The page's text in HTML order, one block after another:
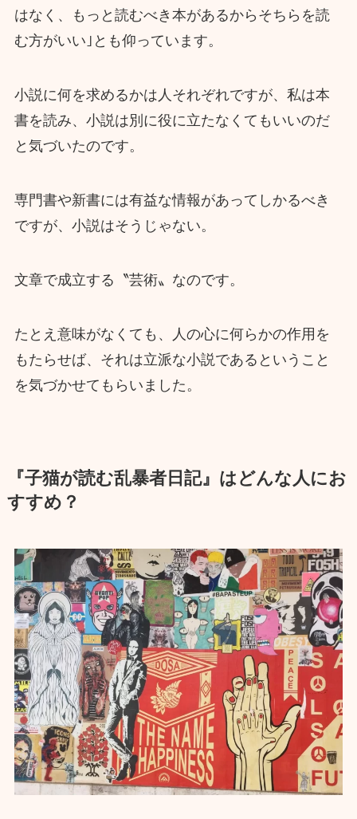
はなく、もっと読むべき本があるからそちらを読
む方がいい｣とも仰っています。
小説に何を求めるかは人それぞれですが、私は本
書を読み、小説は別に役に立たなくてもいいのだ
と気づいたのです。
専門書や新書には有益な情報があってしかるべき
ですが、小説はそうじゃない。
文章で成立する〝芸術〟なのです。
たとえ意味がなくても、人の心に何らかの作用を
もたらせば、それは立派な小説であるということ
を気づかせてもらいました。
『子猫が読む乱暴者日記』はどんな人にお
すすめ？